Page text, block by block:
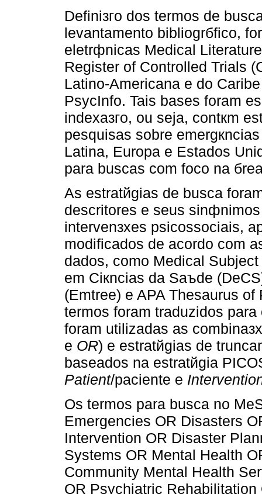
Definiзгo dos termos de
levantamento bibliogrбfico,
eletrфnicas Medical
Register of Controlled Trials
Latino-Americana e do
PsycInfo. Tais bases foram
indexaзгo, ou seja, contкm
pesquisas sobre
Latina, Europa e Estados
para buscas com foco na
As estratйgias de busca
descritores e seus
intervenзхes psicossociais,
modificados de acordo com
dados, como Medical
em Ciкncias da Saъde
(Emtree) e APA Thesaurus
termos foram traduzidos
foram utilizadas as
e OR) e estratйgias de
baseados na estratйgia
Patient/paciente e
Os termos para busca no
Emergencies OR Disasters
Intervention OR Disaster
Systems OR Mental Health
Community Mental Health
OR Psychiatric